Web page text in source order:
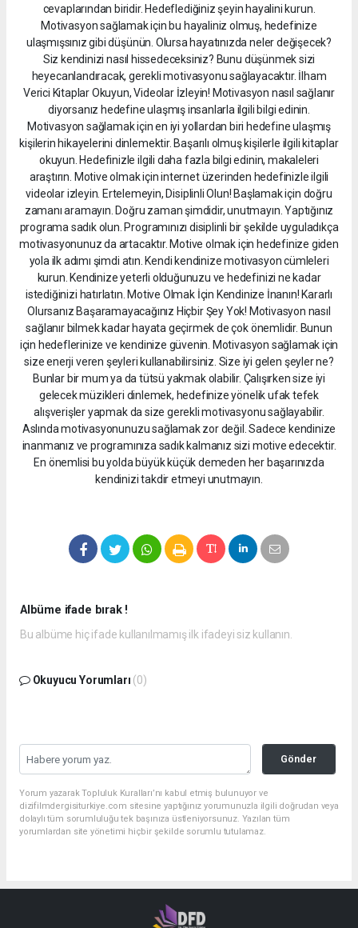
cevaplarından biridir. Hedeflediğiniz şeyin hayalini kurun.
Motivasyon sağlamak için bu hayaliniz olmuş, hedefinize
ulaşmışsınız gibi düşünün. Olursa hayatınızda neler değişecek?
Siz kendinizi nasıl hissedeceksiniz? Bunu düşünmek sizi
heyecanlandıracak, gerekli motivasyonu sağlayacaktır. İlham
Verici Kitaplar Okuyun, Videolar İzleyin! Motivasyon nasıl sağlanır
diyorsanız hedefine ulaşmış insanlarla ilgili bilgi edinin.
Motivasyon sağlamak için en iyi yollardan biri hedefine ulaşmış
kişilerin hikayelerini dinlemektir. Başarılı olmuş kişilerle ilgili kitaplar
okuyun. Hedefinizle ilgili daha fazla bilgi edinin, makaleleri
araştırın. Motive olmak için internet üzerinden hedefinizle ilgili
videolar izleyin. Ertelemeyin, Disiplinli Olun! Başlamak için doğru
zamanı aramayın. Doğru zaman şimdidir, unutmayın. Yaptığınız
programa sadık olun. Programınızı disiplinli bir şekilde uyguladıkça
motivasyonunuz da artacaktır. Motive olmak için hedefinize giden
yola ilk adımı şimdi atın. Kendi kendinize motivasyon cümleleri
kurun. Kendinize yeterli olduğunuzu ve hedefinizi ne kadar
istediğinizi hatırlatın. Motive Olmak İçin Kendinize İnanın! Kararlı
Olursanız Başaramayacağınız Hiçbir Şey Yok! Motivasyon nasıl
sağlanır bilmek kadar hayata geçirmek de çok önemlidir. Bunun
için hedeflerinize ve kendinize güvenin. Motivasyon sağlamak için
size enerji veren şeyleri kullanabilirsiniz. Size iyi gelen şeyler ne?
Bunlar bir mum ya da tütsü yakmak olabilir. Çalışırken size iyi
gelecek müzikleri dinlemek, hedefinize yönelik ufak tefek
alışverişler yapmak da size gerekli motivasyonu sağlayabilir.
Aslında motivasyonunuzu sağlamak zor değil. Sadece kendinize
inanmanız ve programınıza sadık kalmanız sizi motive edecektir.
En önemlisi bu yolda büyük küçük demeden her başarınızda
kendinizi takdir etmeyi unutmayın.
Albüme ifade bırak !
Bu albüme hiç ifade kullanılmamış ilk ifadeyi siz kullanın.
Okuyucu Yorumları (0)
Gönder
Yorum yazarak Topluluk Kuralları’nı kabul etmiş bulunuyor ve
dizifilmdergisiturkiye.com sitesine yaptığınız yorumunuzla ilgili doğrudan veya
dolaylı tüm sorumluluğu tek başınıza üstleniyorsunuz. Yazılan tüm
yorumlardan site yönetimi hiçbir şekilde sorumlu tutulamaz.